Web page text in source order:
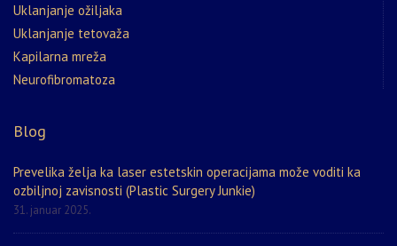
Uklanjanje ožiljaka
Uklanjanje tetovaža
Kapilarna mreža
Neurofibromatoza
Blog
Prevelika želja ka laser estetskin operacijama može voditi ka
ozbiljnoj zavisnosti (Plastic Surgery Junkie)
31. januar 2025.